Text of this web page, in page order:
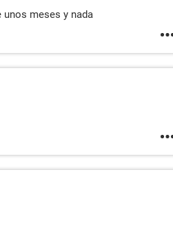
meses y nada